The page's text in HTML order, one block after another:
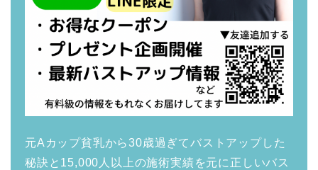
元Aカップ貧乳から30歳過ぎてバストアップした
秘訣と15,000人以上の施術実績を元に正しいバス